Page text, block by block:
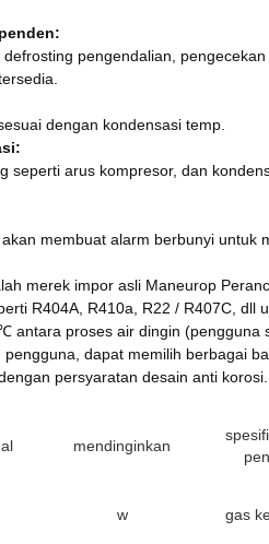
defrosting pengendalian,
dengan kondensasi temp.
seperti arus kompresor, dan
membuat alarm berbunyi untuk
merek impor asli Maneurop
R404A, R410a, R22 / R407C,
proses air dingin (pengguna
dapat memilih berbagai
persyaratan desain anti
mendinginkan
w gas